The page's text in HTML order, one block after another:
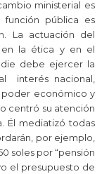
ministerial es
pública es
La actuación del
en la ética y en el
debe ejercer la
interés nacional,
económico y
centró su atención
Él mediatizó todas
por ejemplo,
soles por “pensión
el presupuesto de